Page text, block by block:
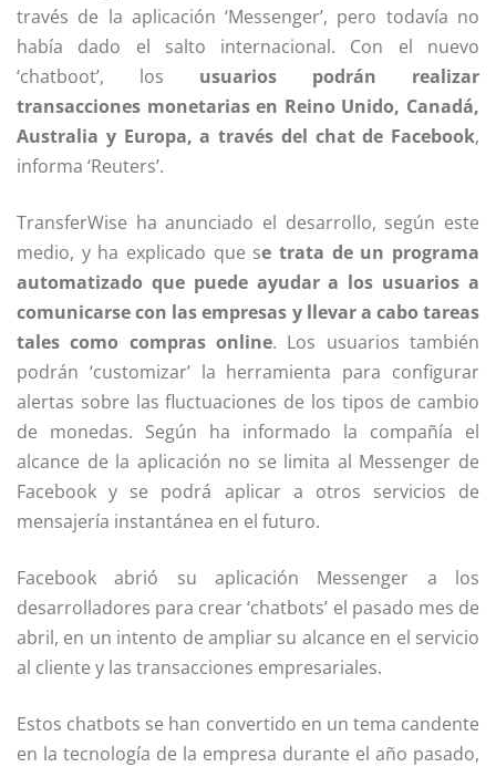
través de la aplicación ‘Messenger’, pero todavía no
había dado el salto internacional. Con el nuevo
‘chatboot’, los usuarios podrán realizar
transacciones monetarias en Reino Unido, Canadá,
Australia y Europa, a través del chat de Facebook,
informa ‘Reuters’.
TransferWise ha anunciado el desarrollo, según este
medio, y ha explicado que se trata de un programa
automatizado que puede ayudar a los usuarios a
comunicarse con las empresas y llevar a cabo tareas
tales como compras online. Los usuarios también
podrán ‘customizar’ la herramienta para configurar
alertas sobre las fluctuaciones de los tipos de cambio
de monedas. Según ha informado la compañía el
alcance de la aplicación no se limita al Messenger de
Facebook y se podrá aplicar a otros servicios de
mensajería instantánea en el futuro.
Facebook abrió su aplicación Messenger a los
desarrolladores para crear ‘chatbots’ el pasado mes de
abril, en un intento de ampliar su alcance en el servicio
al cliente y las transacciones empresariales.
Estos chatbots se han convertido en un tema candente
en la tecnología de la empresa durante el año pasado,